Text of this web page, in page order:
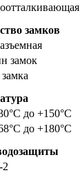
замков
замок
до +150°C
до +180°C